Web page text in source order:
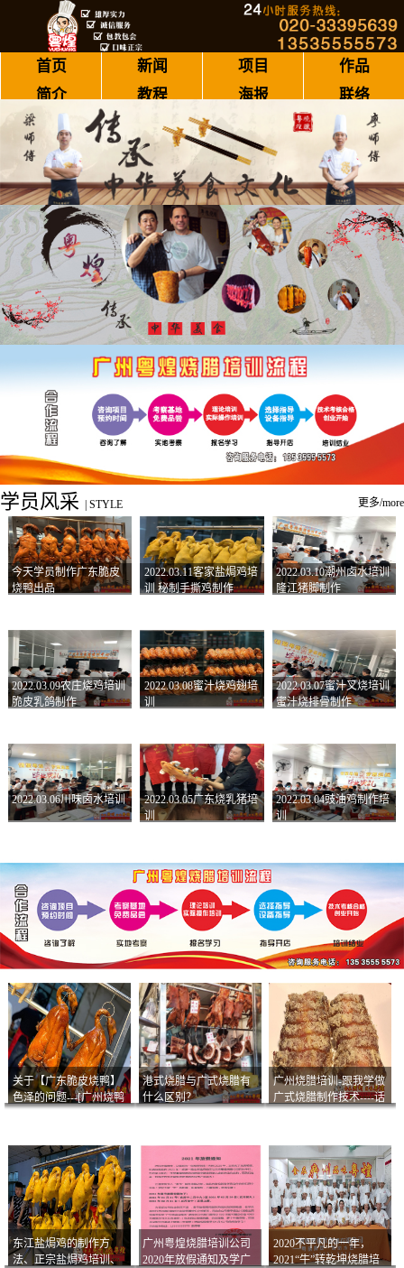
首页 新闻 项目
作品
简介
教程 海报 联络
学员风采 STYLE 更多/more
今天学员制作广东脆皮
烧鸭出品
2022.03.11客家盐焗鸡培
训 秘制手撕鸡制作
2022.03.10潮州卤水培训
隆江猪脚制作
2022.03.09农庄烧鸡培训
脆皮乳鸽制作
2022.03.08蜜汁烧鸡翅培
训
2022.03.07蜜汁叉烧培训
蜜汁烧排骨制作
2022.03.06川味卤水培训
2022.03.05广东烧乳猪培
训
2022.03.04豉油鸡制作培
训
关于【广东脆皮烧鸭】
色泽的问题---[广州烧鸭
港式烧腊与广式烧腊有
什么区别？
广州烧腊培训-跟我学做
广式烧腊制作技术----话
东江盐焗鸡的制作方
法、正宗盐焗鸡培训、
广州粤煌烧腊培训公司
2020年放假通知及学广
2020不平凡的一年，
2021“牛”转乾坤烧腊培